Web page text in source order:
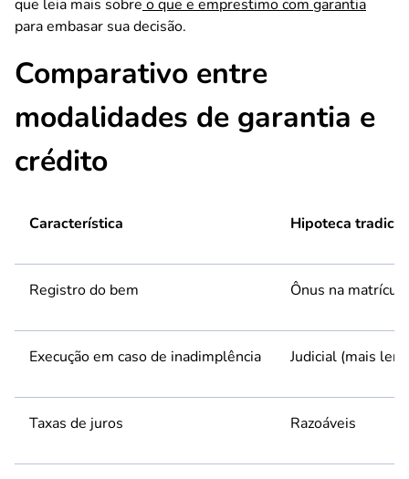
que leia mais sobre o que e emprestimo com garantia
para embasar sua decisão.
Comparativo entre
modalidades de garantia e
crédito
Característica Hipoteca
Registro do bem Ônus na matrícula
Execução em caso de inadimplência Judicial (mais
Taxas de juros Razoáveis